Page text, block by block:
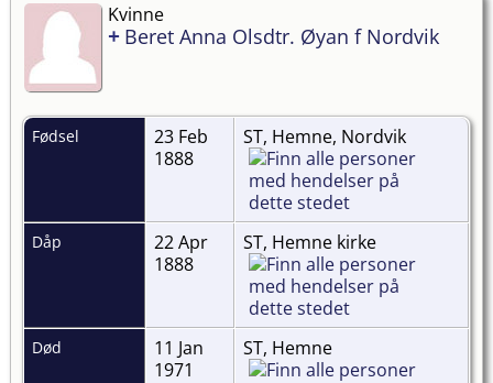
Kvinne
+ Beret Anna Olsdtr. Øyan f Nordvik
Fødsel
23 Feb
1888
ST, Hemne, Nordvik
Dåp
22 Apr
1888
ST, Hemne kirke
Død
11 Jan
1971
ST, Hemne